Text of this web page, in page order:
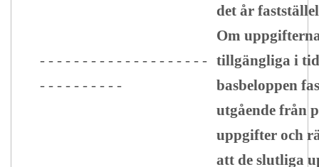
- - - - - - - - - - - - - - - - - - - -
- - - - - - - - - -
det år
Om
tillgängliga i
basbeloppen
utgående från
uppgifter och
att de slutliga